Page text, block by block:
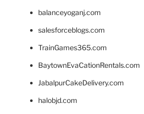
balanceyoganj.com
salesforceblogs.com
TrainGames365.com
BaytownEvaCationRentals.com
JabalpurCakeDelivery.com
halobjd.com